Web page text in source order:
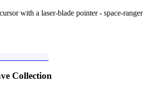
with a laser-blade pointer - space-ranger
Collection